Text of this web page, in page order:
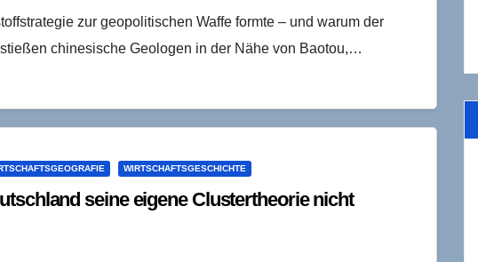
zur geopolitischen Waffe formte – und warum der
chinesische Geologen in der Nähe von Baotou,…
WIRTSCHAFTSGESCHICHTE
seine eigene Clustertheorie nicht